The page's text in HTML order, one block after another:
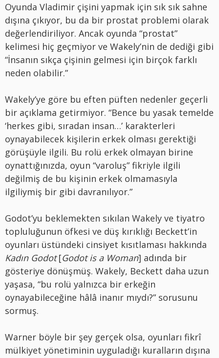
Oyunda Vladimir çişini yapmak için sık sık sahne
dışına çıkıyor, bu da bir prostat problemi olarak
değerlendiriliyor. Ancak oyunda “prostat”
kelimesi hiç geçmiyor ve Wakely’nin de dediği gibi
“İnsanın sıkça çişinin gelmesi için birçok farklı
neden olabilir.”
Wakely’ye göre bu eften püften nedenler geçerli
bir açıklama getirmiyor. “Bence bu yasak temelde
‘herkes gibi, sıradan insan…’ karakterleri
oynayabilecek kişilerin erkek olması gerektiği
görüşüyle ilgili. Bu rolü erkek olmayan birine
oynattığınızda, oyun “varoluş” fikriyle ilgili
değilmiş de bu kişinin erkek olmamasıyla
ilgiliymiş bir gibi davranılıyor.”
Godot’yu beklemekten sıkılan Wakely ve tiyatro
topluluğunun öfkesi ve düş kırıklığı Beckett’in
oyunları üstündeki cinsiyet kısıtlaması hakkında
Kadın Godot[Godot is a Woman] adında bir
gösteriye dönüşmüş. Wakely, Beckett daha uzun
yaşasa, “bu rolü yalnızca bir erkeğin
oynayabileceğine hâlâ inanır mıydı?” sorusunu
sormuş.
Warner böyle bir şey gerçek olsa, oyunları fikrî
mülkiyet yönetiminin uyguladığı kuralların dışına